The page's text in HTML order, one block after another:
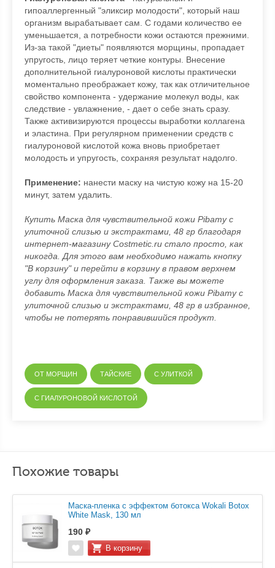
гипоаллергенный "эликсир молодости", который наш
организм вырабатывает сам. С годами количество ее
уменьшается, а потребности кожи остаются прежними.
Из-за такой "диеты" появляются морщины, пропадает
упругость, лицо теряет четкие контуры. Внесение
дополнительной гиалуроновой кислоты практически
моментально преображает кожу, так как отличительное
свойство компонента - удержание молекул воды, как
следствие - увлажнение, - дает о себе знать сразу.
Также активизируются процессы выработки коллагена
и эластина. При регулярном применении средств с
гиалуроновой кислотой кожа вновь приобретает
молодость и упругость, сохраняя результат надолго.
Применение: нанести маску на чистую кожу на 15-20
минут, затем удалить.
Купить Маска для чувствительной кожи Pibamy с
улиточной слизью и экстрактами, 48 гр благодаря
интернет-магазину Costmetic.ru стало просто, как
никогда. Для этого вам необходимо нажать кнопку
"В корзину" и перейти в корзину в правом верхнем
углу для оформления заказа. Также вы можете
добавить Маска для чувствительной кожи Pibamy с
улиточной слизью и экстрактами, 48 гр в избранное,
чтобы не потерять понравившийся продукт.
ОТ МОРЩИН ТАЙСКИЕ C УЛИТКОЙ
С ГИАЛУРОНОВОЙ КИСЛОТОЙ
Похожие товары
Маска-пленка с эффектом ботокcа Wokali Botoх
White Mask, 130 мл
190 ₽